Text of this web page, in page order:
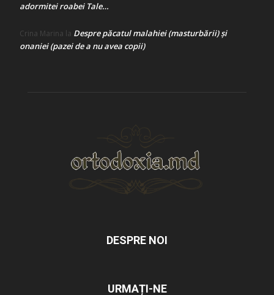
adormitei roabei Tale…
Crina Marina la Despre păcatul malahiei (masturbării) şi
onaniei (pazei de a nu avea copii)
DESPRE NOI
URMAȚI-NE